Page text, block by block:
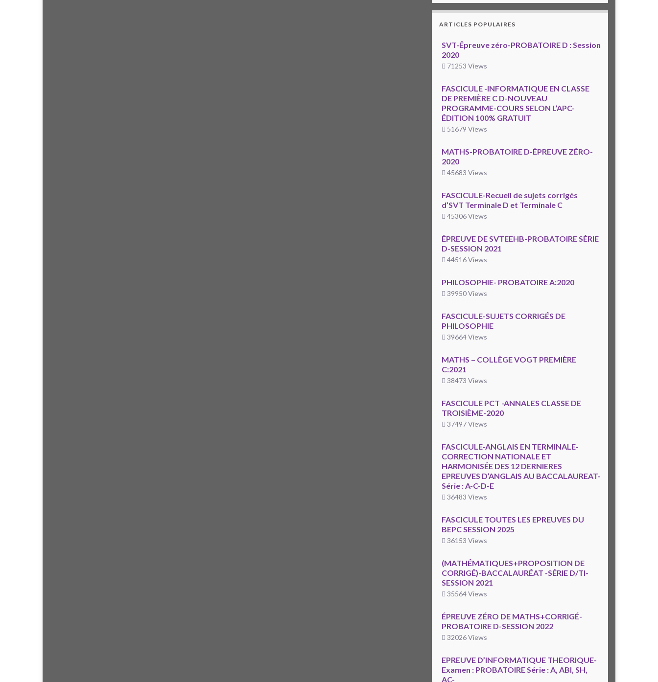
ARTICLES POPULAIRES
SVT-Épreuve zéro-PROBATOIRE D : Session
2020
71253 Views
FASCICULE -INFORMATIQUE EN CLASSE
DE PREMIÈRE C D-NOUVEAU
PROGRAMME-COURS SELON L’APC-
ÉDITION 100% GRATUIT
51679 Views
MATHS-PROBATOIRE D-ÉPREUVE ZÉRO-
2020
45683 Views
FASCICULE-Recueil de sujets corrigés
d’SVT Terminale D et Terminale C
45306 Views
ÉPREUVE DE SVTEEHB-PROBATOIRE SÉRIE
D-SESSION 2021
44516 Views
PHILOSOPHIE- PROBATOIRE A:2020
39950 Views
FASCICULE-SUJETS CORRIGÉS DE
PHILOSOPHIE
39664 Views
MATHS – COLLÈGE VOGT PREMIÈRE
C:2021
38473 Views
FASCICULE PCT -ANNALES CLASSE DE
TROISIÈME-2020
37497 Views
FASCICULE-ANGLAIS EN TERMINALE-
CORRECTION NATIONALE ET
HARMONISÉE DES 12 DERNIERES
EPREUVES D’ANGLAIS AU BACCALAUREAT-
Série : A-C-D-E
36483 Views
FASCICULE TOUTES LES EPREUVES DU
BEPC SESSION 2025
36153 Views
(MATHÉMATIQUES+PROPOSITION DE
CORRIGÉ)-BACCALAURÉAT -SÉRIE D/TI-
SESSION 2021
35564 Views
ÉPREUVE ZÉRO DE MATHS+CORRIGÉ-
PROBATOIRE D-SESSION 2022
32026 Views
EPREUVE D’INFORMATIQUE THEORIQUE-
Examen : PROBATOIRE Série : A, ABI, SH,
AC-